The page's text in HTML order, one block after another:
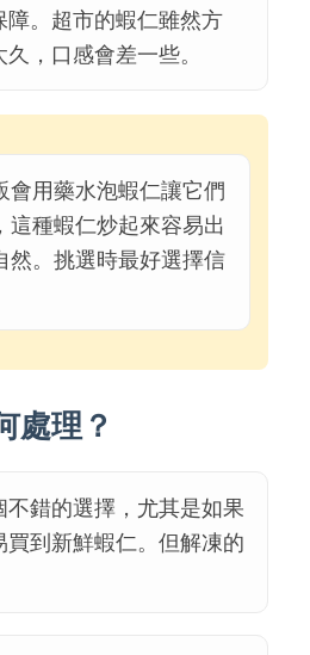
障。超市的蝦仁雖然方
，口感會差一些。
會用藥水泡蝦仁讓它們
這種蝦仁炒起來容易出
然。挑選時最好選擇信
處理？
錯的選擇，尤其是如果
到新鮮蝦仁。但解凍的